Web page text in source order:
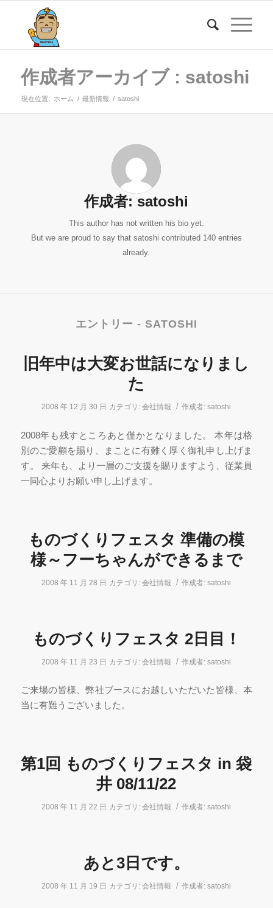
作成者アーカイブ : satoshi
現在位置: ホーム / 最新情報 / satoshi
作成者: satoshi
This author has not written his bio yet.
But we are proud to say that satoshi contributed 140 entries
already.
エントリー - SATOSHI
旧年中は大変お世話になりまし
た
2008 年 12 月 30 日 カテゴリ:会社情報 / 作成者:satoshi
2008年も残すところあと僅かとなりました。 本年は格
別のご愛顧を賜り、まことに有難く厚く御礼申し上げま
す。 来年も、より一層のご支援を賜りますよう、従業員
一同心よりお願い申し上げます。
ものづくりフェスタ 準備の模
様～フーちゃんができるまで
2008 年 11 月 28 日 カテゴリ:会社情報 / 作成者:satoshi
ものづくりフェスタ 2日目！
2008 年 11 月 23 日 カテゴリ:会社情報 / 作成者:satoshi
ご来場の皆様、弊社ブースにお越しいただいた皆様、本
当に有難うございました。
第1回 ものづくりフェスタ in 袋
井 08/11/22
2008 年 11 月 22 日 カテゴリ:会社情報 / 作成者:satoshi
あと3日です。
2008 年 11 月 19 日 カテゴリ:会社情報 / 作成者:satoshi